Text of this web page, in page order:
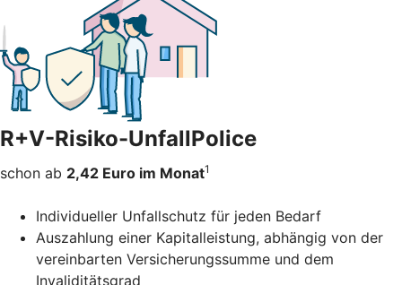
R+V-Risiko-UnfallPolice
schon ab 2,42 Euro im Monat1
Individueller Unfallschutz für jeden Bedarf
Auszahlung einer Kapitalleistung, abhängig von der
vereinbarten Versicherungssumme und dem
Invaliditätsgrad